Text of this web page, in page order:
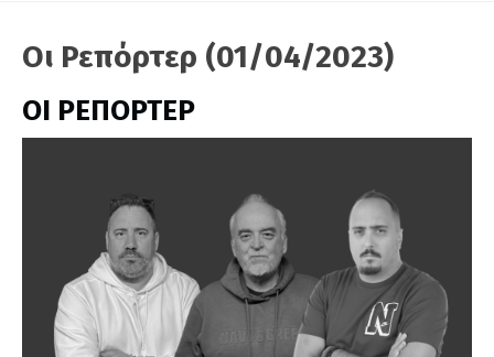
Οι Ρεπόρτερ (01/04/2023)
ΟΙ ΡΕΠΟΡΤΕΡ